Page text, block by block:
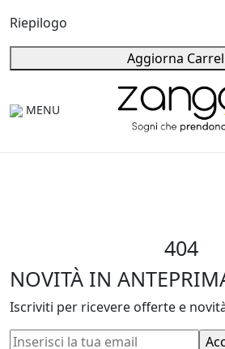
Riepilogo
Aggiorna
MENU
404
NOVITÀ IN
Iscriviti per ricevere offerte e